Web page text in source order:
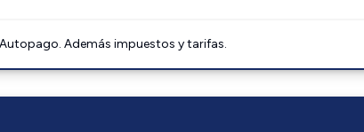
Además impuestos y tarifas.